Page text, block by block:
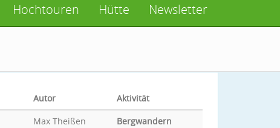
Hochtouren Hütte Newsletter
Autor
Aktivität
Max Theißen
Bergwandern